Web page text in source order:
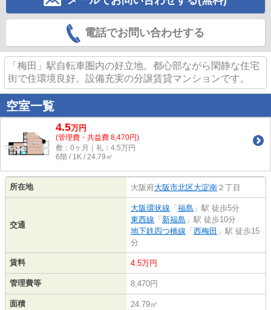
電話でお問い合わせする
「梅田」駅自転車圏内の好立地。都心部ながら閑静な住宅
街で住環境良好。設備充実の分譲賃貸マンションです。
空室一覧
4.5万円
(管理費・共益費 8,470円)
敷：0ヶ月｜礼：4.5万円
6階 / 1K / 24.79㎡
所在地 大阪府大阪市北区大淀南 ２丁目
交通
大阪環状線 「 福島 」駅 徒歩5分
東西線 「 新福島 」駅 徒歩10分
地下鉄四つ橋線 「 西梅田 」駅 徒歩15
分
賃料 4.5万円
管理費等 8,470円
面積 24.79㎡